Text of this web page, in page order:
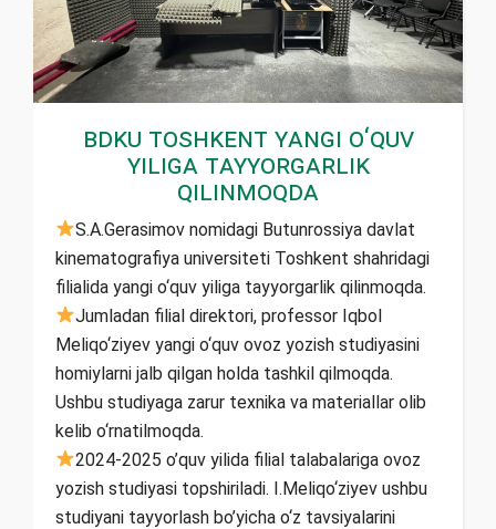
BDKU Toshkent yangi o‘quv
yiliga tayyorgarlik
qilinmoqda
S.A.Gerasimov nomidagi Butunrossiya davlat
kinematografiya universiteti Toshkent shahridagi
filialida yangi o‘quv yiliga tayyorgarlik qilinmoqda.
Jumladan filial direktori, professor Iqbol
Meliqo‘ziyev yangi o‘quv ovoz yozish studiyasini
homiylarni jalb qilgan holda tashkil qilmoqda.
Ushbu studiyaga zarur texnika va materiallar olib
kelib o‘rnatilmoqda.
2024-2025 o’quv yilida filial talabalariga ovoz
yozish studiyasi topshiriladi. I.Meliqo‘ziyev ushbu
studiyani tayyorlash bo’yicha o‘z tavsiyalarini